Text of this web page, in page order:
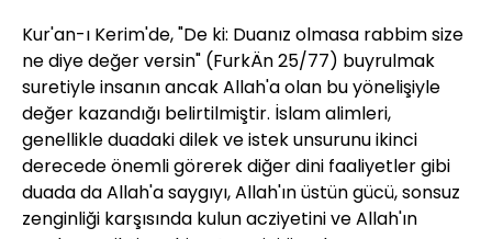
Kur'an-ı Kerim'de, "De ki: Duanız olmasa rabbim size
ne diye değer versin" (FurkÄn 25/77) buyrulmak
suretiyle insanın ancak Allah'a olan bu yönelişiyle
değer kazandığı belirtilmiştir. İslam alimleri,
genellikle duadaki dilek ve istek unsurunu ikinci
derecede önemli görerek diğer dini faaliyetler gibi
duada da Allah'a saygıyı, Allah'ın üstün gücü, sonsuz
zenginliği karşısında kulun acziyetini ve Allah'ın